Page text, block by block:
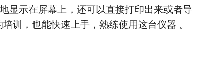
显示在屏幕上，还可以直接打印出来或者导
训，也能快速上手，熟练使用这台仪器 。